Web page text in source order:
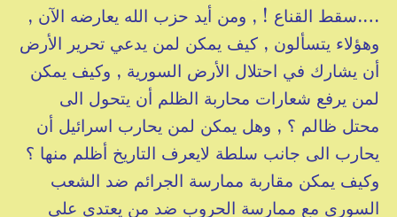
….سقط القناع ! , ومن أيد حزب الله يعارضه الآن ,
وهؤلاء يتسألون , كيف يمكن لمن يدعي تحرير الأرض
أن يشارك في احتلال الأرض السورية , وكيف يمكن
لمن يرفع شعارات محاربة الظلم أن يتحول الى
محتل ظالم ؟ , وهل يمكن لمن يحارب اسرائيل أن
يحارب الى جانب سلطة لايعرف التاريخ أظلم منها ؟
وكيف يمكن مقاربة ممارسة الجرائم ضد الشعب
السوري مع ممارسة الحروب ضد من يعتدي على